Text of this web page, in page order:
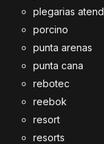
plegarias
porcino
punta arenas
punta cana
rebotec
reebok
resort
resorts